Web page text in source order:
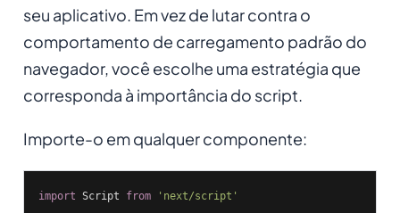
seu aplicativo. Em vez de lutar contra o
comportamento de carregamento padrão do
navegador, você escolhe uma estratégia que
corresponda à importância do script.
Importe-o em qualquer componente:
import Script from 'next/script'